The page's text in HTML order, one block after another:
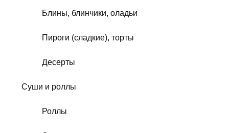
Блины, блинчики, оладьи
Пироги (сладкие), торты
Десерты
Суши и роллы
Роллы